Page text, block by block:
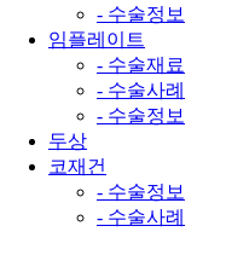
- 수술정보
임플레이트
- 수술재료
- 수술사례
- 수술정보
두상
코재건
- 수술정보
- 수술사례